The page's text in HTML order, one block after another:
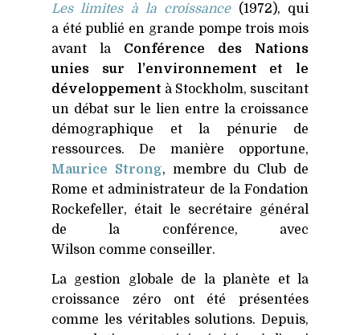
Les limites à la croissance(1972), qui
a été publié en grande pompe trois mois
avant la Conférence des Nations
unies sur l’environnement et le
développement à Stockholm, suscitant
un débat sur le lien entre la croissance
démographique et la pénurie de
ressources. De manière opportune,
Maurice Strong, membre du Club de
Rome et administrateur de la Fondation
Rockefeller, était le secrétaire général
de la conférence, avec
Wilson comme conseiller.
La gestion globale de la planète et la
croissance zéro ont été présentées
comme les véritables solutions. Depuis,